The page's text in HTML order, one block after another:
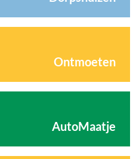
Ontmoeten
AutoMaatje